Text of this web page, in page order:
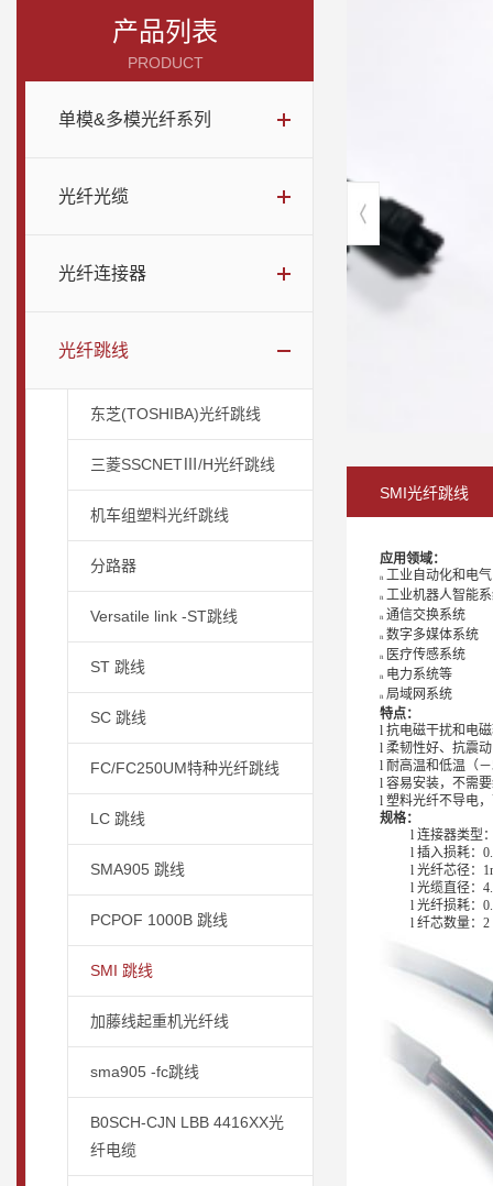
产品列表
PRODUCT
单模&多模光纤系列
光纤光缆
光纤连接器
光纤跳线
东芝(TOSHIBA)光纤跳线
三菱SSCNETⅢ/H光纤跳线
机车组塑料光纤跳线
分路器
Versatile link -ST跳线
ST 跳线
SC 跳线
FC/FC250UM特种光纤跳线
LC 跳线
SMA905 跳线
PCPOF 1000B 跳线
SMI 跳线
加藤线起重机光纤线
sma905 -fc跳线
B0SCH-CJN LBB 4416XX光
纤电缆
SMI光纤跳线
应用领域：
n 工业自动化和电
n 工业机器人智能
n 通信交换系统
n 数字多媒体系统
n 医疗传感系统
n 电力系统等
n 局域网系统
特点：
l 抗电磁干扰和电
l 柔韧性好、抗震
l 耐高温和低温（－
l 容易安装，不需
l 塑料光纤不导电
规格：
l 连接器类型
l 插入损耗：
l 光纤芯径：
l 光缆直径：
l 光纤损耗：
l 纤芯数量： 2